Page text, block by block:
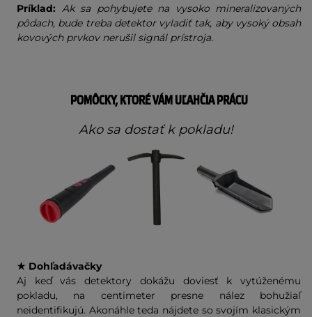
Príklad: Ak sa pohybujete na vysoko mineralizovaných
pôdach, bude treba detektor vyladiť tak, aby vysoký obsah
kovových prvkov nerušil signál prístroja.
POMÔCKY, KTORÉ VÁM UĽAHČIA PRÁCU
Ako sa dostať k pokladu!
★ Dohľadávačky
Aj keď vás detektory dokážu doviesť k vytúženému
pokladu, na centimeter presne nález bohužiaľ
neidentifikujú. Akonáhle teda nájdete so svojím klasickým